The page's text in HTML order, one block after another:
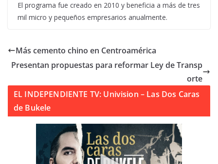
El programa fue creado en 2010 y beneficia a más de tres
mil micro y pequeños empresarios anualmente.
Más cemento chino en Centroamérica
Presentan propuestas para reformar Ley de Transp
orte
EL INDEPENDIENTE TV: Univision – Las Dos Caras
de Bukele